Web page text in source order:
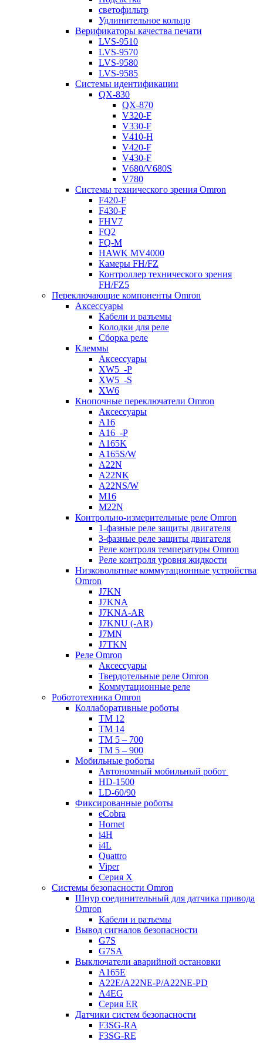
светофильтр
Удлинительное кольцо
Верификаторы качества печати
LVS-9510
LVS-9570
LVS-9580
LVS-9585
Системы идентификации
QX-830
QX-870
V320-F
V330-F
V410-H
V420-F
V430-F
V680/V680S
V780
Системы технического зрения Omron
F420-F
F430-F
FHV7
FQ2
FQ-M
HAWK MV4000
Камеры FH/FZ
Контроллер технического зрения
FH/FZ5
Переключающие компоненты Omron
Аксессуары
Кабели и разъемы
Колодки для реле
Сборка реле
Клеммы
Аксессуары
XW5_-P
XW5_-S
XW6
Кнопочные переключатели Omron
Аксессуары
A16
A16_-P
A165K
A165S/W
A22N
A22NK
A22NS/W
M16
M22N
Контрольно-измерительные реле Omron
1-фазные реле защиты двигателя
3-фазные реле защиты двигателя
Реле контроля температуры Omron
Реле контроля уровня жидкости
Низковольтные коммутационные устройства
Omron
J7KN
J7KNA
J7KNA-AR
J7KNU (-AR)
J7MN
J7TKN
Реле Omron
Аксессуары
Твердотельные реле Omron
Коммутационные реле
Робототехника Omron
Коллаборативные роботы
TM 12
TM 14
TM 5 – 700
TM 5 – 900
Мобильные роботы
Автономный мобильный робот
HD-1500
LD-60/90
Фиксированные роботы
eCobra
Hornet
i4H
i4L
Quattro
Viper
Серия X
Системы безопасности Omron
Шнур соединительный для датчика привода
Omron
Кабели и разъемы
Вывод сигналов безопасности
G7S
G7SA
Выключатели аварийной остановки
A165E
A22E/A22NE-P/A22NE-PD
A4EG
Серия ER
Датчики систем безопасности
F3SG-RA
F3SG-RE